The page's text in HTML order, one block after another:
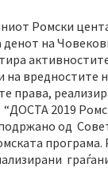
Ромски
денот на
на вредностите
права,
2019
од
програма.